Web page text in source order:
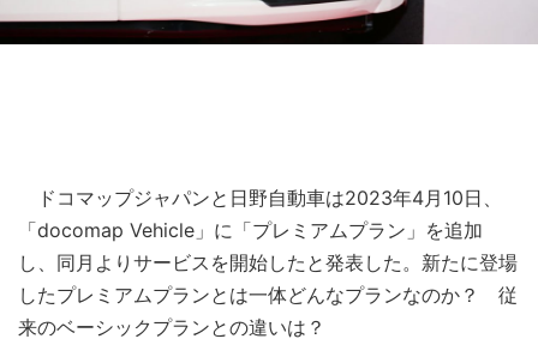
ドコマップジャパンと日野自動車は2023年4月10日、
「docomap Vehicle」に「プレミアムプラン」を追加
し、同月よりサービスを開始したと発表した。新たに登場
したプレミアムプランとは一体どんなプランなのか？ 従
来のベーシックプランとの違いは？